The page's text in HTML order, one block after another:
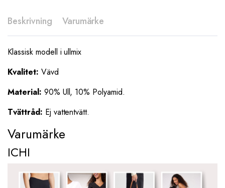
Beskrivning Varumärke
Klassisk modell i ullmix
Kvalitet: Vävd
Material: 90% Ull, 10% Polyamid.
Tvättråd: Ej vattentvätt.
Varumärke
ICHI